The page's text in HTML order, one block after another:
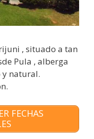
, situado a tan
Pula , alberga
natural.
FECHAS